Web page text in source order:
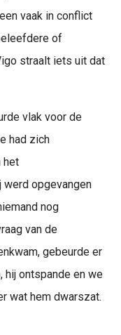
vaak in conflict
of
straalt iets uit dat
vlak voor de
had zich
het
werd opgevangen
nog
van de
gebeurde er
hij ontspande en we
wat hem dwarszat.